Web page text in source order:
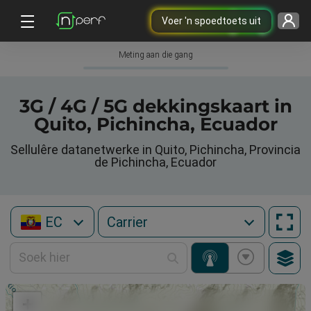
Voer 'n spoedtoets uit
Meting aan die gang
3G / 4G / 5G dekkingskaart in
Quito, Pichincha, Ecuador
Sellulêre datanetwerke in Quito, Pichincha, Provincia
de Pichincha, Ecuador
EC